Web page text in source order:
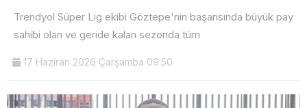
Trendyol Süper Lig ekibi Göztepe'nin başarısında büyük pay
sahibi olan ve geride kalan sezonda tüm
17 Haziran 2026 Çarşamba 09:50